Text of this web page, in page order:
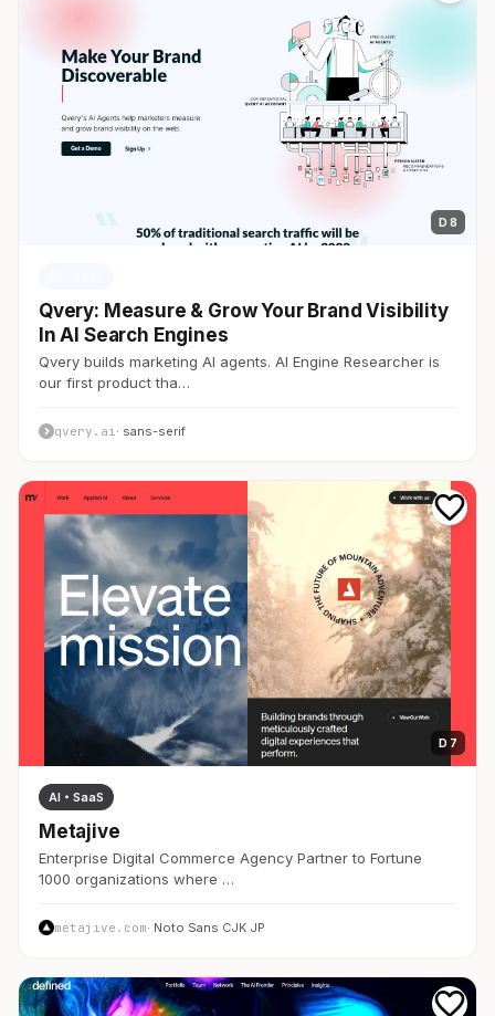
D 8
Qvery: Measure & Grow Your Brand Visibility
In AI Search Engines
Qvery builds marketing AI agents. AI Engine Researcher is
our first product tha…
qvery.ai · sans-serif
D 7
AI・SaaS
Metajive
Enterprise Digital Commerce Agency Partner to Fortune
1000 organizations where …
metajive.com· Noto Sans CJK JP